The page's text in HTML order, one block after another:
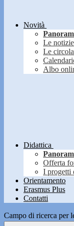
Novità
Le notizie
Le
Albo
Didattica
Offerta
I progetti
Orientamento
Erasmus Plus
Contatti
Campo di ricerca per